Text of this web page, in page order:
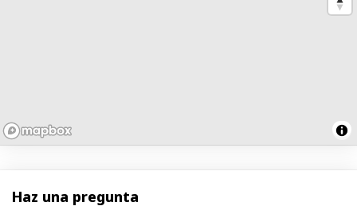
Haz una pregunta